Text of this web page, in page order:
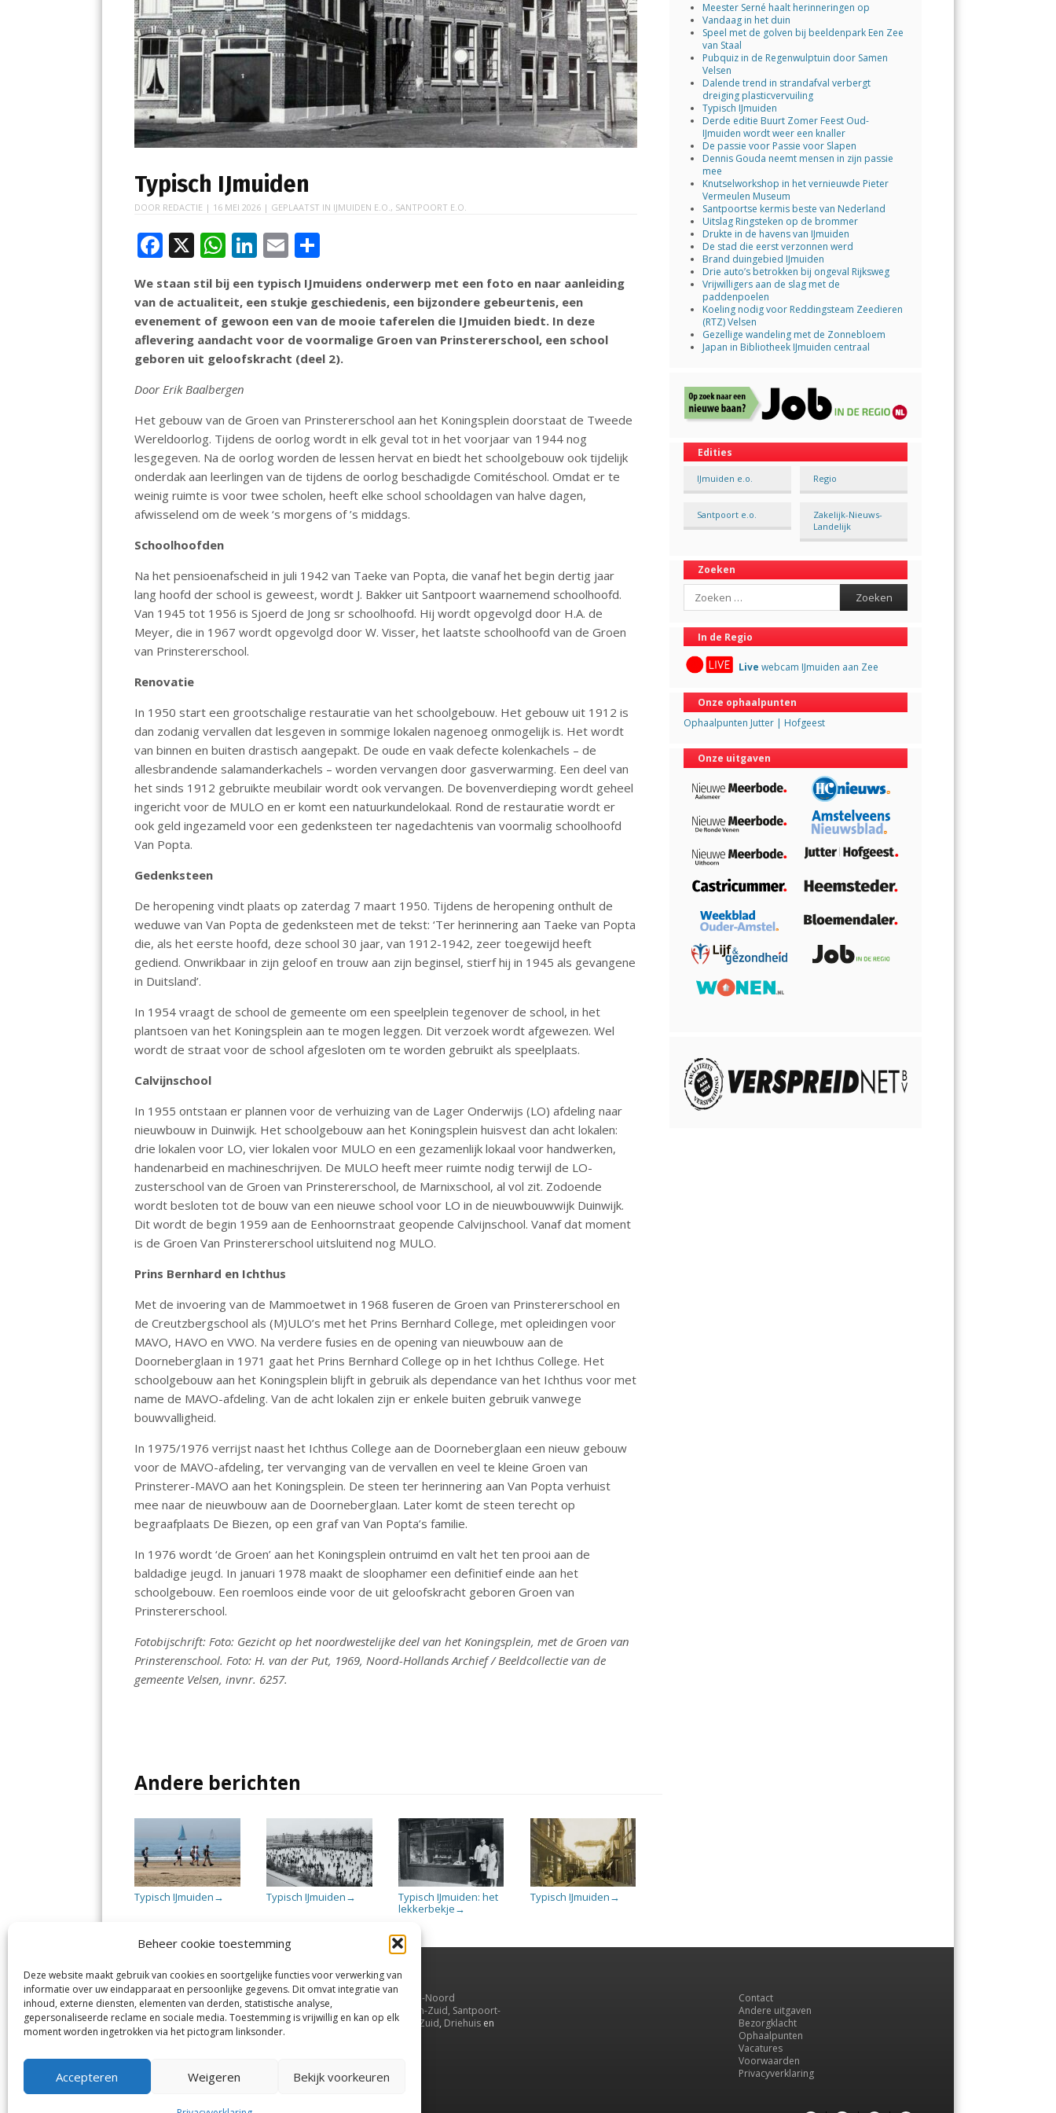
Beheer cookie toestemming
Deze website maakt gebruik van cookies en soortgelijke functies voor verwerking van
informatie over uw eindapparaat en persoonlijke gegevens. Dit omvat integratie van
inhoud, externe diensten, elementen van derden, statistische analyse,
gepersonaliseerde reclame en sociale media. Toestemming is vrijwillig en kan op elk
moment worden ingetrokken via het pictogram linksonder.
Accepteren Weigeren Bekijk voorkeuren
Typisch IJmuiden
DOOR REDACTIE | 16 MEI 2026 | GEPLAATST IN IJMUIDEN E.O., SANTPOORT E.O.
F
ac
e
b
o
o
k
X W
h
at
s
A
p
p
Li
n
k
e
dI
n
E
m
ai
l
e
n
We staan stil bij een typisch IJmuidens onderwerp met een foto en naar aanleiding
van de actualiteit, een stukje geschiedenis, een bijzondere gebeurtenis, een
evenement of gewoon een van de mooie taferelen die IJmuiden biedt. In deze
aflevering aandacht voor de voormalige Groen van Prinstererschool, een school
geboren uit geloofskracht (deel 2).
Door Erik Baalbergen
Het gebouw van de Groen van Prinstererschool aan het Koningsplein doorstaat de Tweede
Wereldoorlog. Tijdens de oorlog wordt in elk geval tot in het voorjaar van 1944 nog
lesgegeven. Na de oorlog worden de lessen hervat en biedt het schoolgebouw ook tijdelijk
onderdak aan leerlingen van de tijdens de oorlog beschadigde Comitéschool. Omdat er te
weinig ruimte is voor twee scholen, heeft elke school schooldagen van halve dagen,
afwisselend om de week ‘s morgens of ’s middags.
Schoolhoofden
Na het pensioenafscheid in juli 1942 van Taeke van Popta, die vanaf het begin dertig jaar
lang hoofd der school is geweest, wordt J. Bakker uit Santpoort waarnemend schoolhoofd.
Van 1945 tot 1956 is Sjoerd de Jong sr schoolhoofd. Hij wordt opgevolgd door H.A. de
Meyer, die in 1967 wordt opgevolgd door W. Visser, het laatste schoolhoofd van de Groen
van Prinstererschool.
Renovatie
In 1950 start een grootschalige restauratie van het schoolgebouw. Het gebouw uit 1912 is
dan zodanig vervallen dat lesgeven in sommige lokalen nagenoeg onmogelijk is. Het wordt
van binnen en buiten drastisch aangepakt. De oude en vaak defecte kolenkachels – de
allesbrandende salamanderkachels – worden vervangen door gasverwarming. Een deel van
het sinds 1912 gebruikte meubilair wordt ook vervangen. De bovenverdieping wordt geheel
ingericht voor de MULO en er komt een natuurkundelokaal. Rond de restauratie wordt er
ook geld ingezameld voor een gedenksteen ter nagedachtenis van voormalig schoolhoofd
Van Popta.
Gedenksteen
De heropening vindt plaats op zaterdag 7 maart 1950. Tijdens de heropening onthult de
weduwe van Van Popta de gedenksteen met de tekst: ‘Ter herinnering aan Taeke van Popta
die, als het eerste hoofd, deze school 30 jaar, van 1912-1942, zeer toegewijd heeft
gediend. Onwrikbaar in zijn geloof en trouw aan zijn beginsel, stierf hij in 1945 als gevangene
in Duitsland’.
In 1954 vraagt de school de gemeente om een speelplein tegenover de school, in het
plantsoen van het Koningsplein aan te mogen leggen. Dit verzoek wordt afgewezen. Wel
wordt de straat voor de school afgesloten om te worden gebruikt als speelplaats.
Calvijnschool
In 1955 ontstaan er plannen voor de verhuizing van de Lager Onderwijs (LO) afdeling naar
nieuwbouw in Duinwijk. Het schoolgebouw aan het Koningsplein huisvest dan acht lokalen:
drie lokalen voor LO, vier lokalen voor MULO en een gezamenlijk lokaal voor handwerken,
handenarbeid en machineschrijven. De MULO heeft meer ruimte nodig terwijl de LO-
zusterschool van de Groen van Prinstererschool, de Marnixschool, al vol zit. Zodoende
wordt besloten tot de bouw van een nieuwe school voor LO in de nieuwbouwwijk Duinwijk.
Dit wordt de begin 1959 aan de Eenhoornstraat geopende Calvijnschool. Vanaf dat moment
is de Groen Van Prinstererschool uitsluitend nog MULO.
Prins Bernhard en Ichthus
Met de invoering van de Mammoetwet in 1968 fuseren de Groen van Prinstererschool en
de Creutzbergschool als (M)ULO’s met het Prins Bernhard College, met opleidingen voor
MAVO, HAVO en VWO. Na verdere fusies en de opening van nieuwbouw aan de
Doorneberglaan in 1971 gaat het Prins Bernhard College op in het Ichthus College. Het
schoolgebouw aan het Koningsplein blijft in gebruik als dependance van het Ichthus voor met
name de MAVO-afdeling. Van de acht lokalen zijn er enkele buiten gebruik vanwege
bouwvalligheid.
In 1975/1976 verrijst naast het Ichthus College aan de Doorneberglaan een nieuw gebouw
voor de MAVO-afdeling, ter vervanging van de vervallen en veel te kleine Groen van
Prinsterer-MAVO aan het Koningsplein. De steen ter herinnering aan Van Popta verhuist
mee naar de nieuwbouw aan de Doorneberglaan. Later komt de steen terecht op
begraafplaats De Biezen, op een graf van Van Popta’s familie.
In 1976 wordt ‘de Groen’ aan het Koningsplein ontruimd en valt het ten prooi aan de
baldadige jeugd. In januari 1978 maakt de sloophamer een definitief einde aan het
schoolgebouw. Een roemloos einde voor de uit geloofskracht geboren Groen van
Prinstererschool.
Fotobijschrift: Foto: Gezicht op het noordwestelijke deel van het Koningsplein, met de Groen van
Prinsterenschool. Foto: H. van der Put, 1969, Noord-Hollands Archief / Beeldcollectie van de
gemeente Velsen, invnr. 6257.
Andere berichten
Typisch IJmuiden → Typisch IJmuiden →
Typisch IJmuiden: het
lekkerbekje →
Typisch IJmuiden →
Meester Serné haalt herinneringen op
Vandaag in het duin
Speel met de golven bij beeldenpark Een Zee
van Staal
Pubquiz in de Regenwulptuin door Samen
Velsen
Dalende trend in strandafval verbergt
dreiging plasticvervuiling
Typisch IJmuiden
Derde editie Buurt Zomer Feest Oud-
IJmuiden wordt weer een knaller
De passie voor Passie voor Slapen
Dennis Gouda neemt mensen in zijn passie
mee
Knutselworkshop in het vernieuwde Pieter
Vermeulen Museum
Santpoortse kermis beste van Nederland
Uitslag Ringsteken op de brommer
Drukte in de havens van IJmuiden
De stad die eerst verzonnen werd
Brand duingebied IJmuiden
Drie auto’s betrokken bij ongeval Rijksweg
Vrijwilligers aan de slag met de
paddenpoelen
Koeling nodig voor Reddingsteam Zeedieren
(RTZ) Velsen
Gezellige wandeling met de Zonnebloem
Japan in Bibliotheek IJmuiden centraal
Edities
IJmuiden e.o. Regio
Santpoort e.o.
Zakelijk-Nieuws-
Landelijk
Zoeken
Search
In de Regio
Live webcam IJmuiden aan Zee
Onze ophaalpunten
Ophaalpunten Jutter | Hofgeest
Onze uitgaven
Jutter | Hofgeest
Margadantstraat 34
1976 DN IJmuiden
0255-533900
IJmuiden,
Velsen-Noord
Velserbroek
,Velsen-Zuid, Santpoort-
Noord, Santpoort-Zuid, Driehuisen
Contact
Andere uitgaven
Bezorgklacht
Ophaalpunten
Vacatures
Voorwaarden
Privacyverklaring